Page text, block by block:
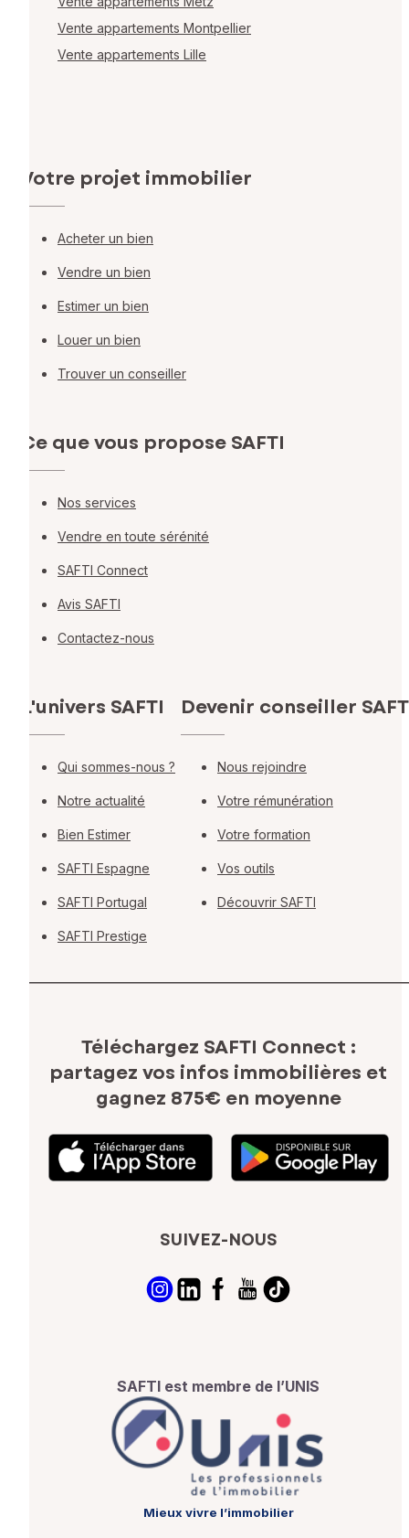
Vente appartements Montpellier
Vente appartements Lille
Votre projet immobilier
Acheter un bien
Vendre un bien
Estimer un bien
Louer un bien
Trouver un conseiller
Ce que vous propose SAFTI
Nos services
Vendre en toute sérénité
SAFTI Connect
Avis SAFTI
Contactez-nous
L'univers SAFTI
Qui sommes-nous ?
Notre actualité
Bien Estimer
SAFTI Espagne
SAFTI Portugal
SAFTI Prestige
Devenir conseiller
Nous rejoindre
Votre rémunération
Votre formation
Vos outils
Découvrir SAFTI
Téléchargez SAFTI Connect :
partagez vos infos immobilières et
gagnez 875€ en moyenne
SUIVEZ-NOUS
SAFTI est membre de l’UNIS
Mieux vivre l’immobilier